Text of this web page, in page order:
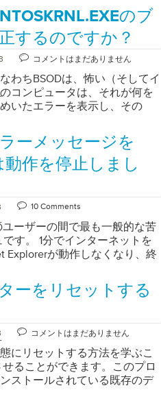
転送ツールをダウンロード
単転送 Vista用Windows転送
すると、すべてのファイルと
定、インターネット設定、プ
べてのメディアファイルを転
イルス対策ソフトウェア、
ソフトウェアプログラムを転
のMove MeやZinstallのXP7な
いくつかの問題が発生する可
などのライセンス（またはア
て製品をアンロックまたはア
どのプログラムは、おそらく
グラムをすべて手動でダウン
とを強く推奨します。そうす
しいバージョンを使用できる
しません。 Windows転送ツー
できます。各プロセスを説明
法各方法の最初の10ステップ
使用するかにかかわらず、次
2台のコンピュータの電源を入
、開始ボタンをクリックしま
ョンを選択します。 クリック
クリックします 。 Windows
リックしてプログラムを起動
手順を正しく実行した場合、
このトラブルシューティング
ンスや最適化で問題を解決で
ードを行うか、新しいコンピ
どうかを判断できます。 しば
テムにどれくらいのメモリが
ータのパフォーマンスに影響
タスクマネージャーを見つけ
す。とりわけ、メモリとプロ
ます。これらの値が100％に近
低下したり、動作が停止した
が提供するメッセージは、
たくさんのオプションがある
量を調べてみましょう。 “Ctrl
押してタスクマネージャにアク
まざまなシステムの状態をチ
ョンを分解することで、何が
ずっと簡単になります。 合計
ータにインストールされてい
イト（GB）単位で販売されて
っているかを確認してくださ
場合、これは手元にある最も
されたこれは物事が混乱する
的は、物事をより迅速にアク
この目的のために、Windows
していませんが、それは後で
ャッシュメモリです。それに
ログラムの1つが必要な場合は
これは実際に空のメモリで
のブ
するのですか？
コメントはまだありません
わちBSODは、怖い（そしてイ
コンピュータは、それが何を
いたエラーを表示し、その
こり続けるでしょう。あなた
幸いにも、いったんどのスク
込んで問題を解決することが
ピュータ上でさまざまなこと
のBlue Screen of Deathのソー
誤が必要かもしれませんが、
非常に可能です。 “恐ろしい死
、ほとんどのコンピュータユー
ードウェアドライバが最新で
Updateを実行して問題
、検索を開始するのは簡単で
ートとしてリストされている
をスキャンするには余分な秒
ついては、製造元およびハー
さい。ラップトップとプリイ
、メーカーからドライバを入
ルを入力すると、製品の現在
す。お使いのコンピュータが
ーメッセージを
動作を停止しまし
10 Comments
ーザーの間で最も一般的な苦
す。 1分でインターネットを
Explorerが動作しなくなり、終
ていると思われる場合は、こ
トをいくつか紹介します。
生する最大の理由は、アドオ
、およびスパイウェアの
、Internet Explorerの環境設定
することもできますが、これ
クラッシュの問題は解決しな
いない限り、これらの手順は
ーティングシステムで動作しま
ーをリセットする
コメントはまだありません
にリセットする方法を学ぶこ
ることができます。このプロ
ストールされている既存のデ